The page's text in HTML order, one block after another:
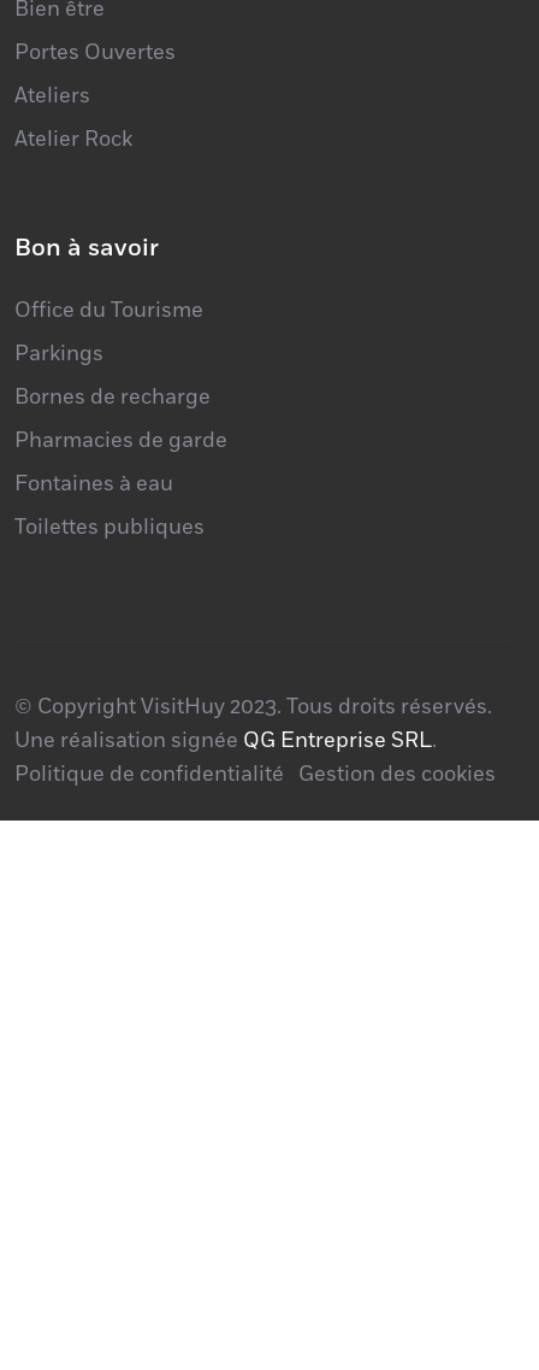
Bien être
Portes Ouvertes
Ateliers
Atelier Rock
Bon à savoir
Office du Tourisme
Parkings
Bornes de recharge
Pharmacies de garde
Fontaines à eau
Toilettes publiques
© Copyright VisitHuy 2023. Tous droits réservés.
Une réalisation signée QG Entreprise SRL.
Politique de confidentialité Gestion des cookies